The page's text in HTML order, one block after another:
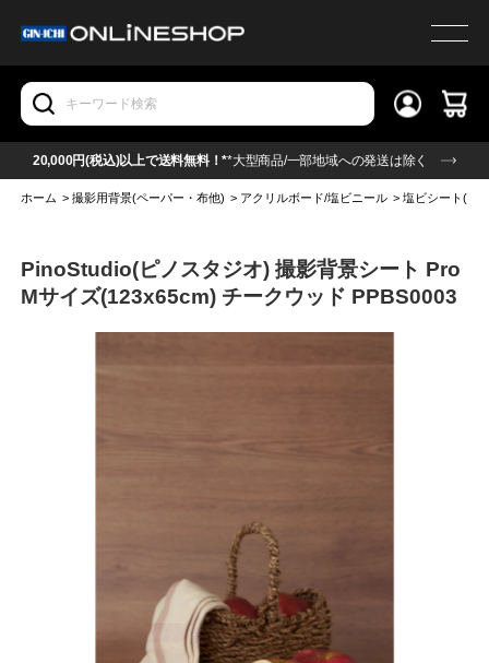
20,000円(税込)以上で送料無料！**大型商品/一部地域への発送は除く
ホーム >撮影用背景(ペーパー・布他) > アクリルボード/塩ビニール >塩ビシート(ビ
PinoStudio(ピノスタジオ) 撮影背景シート Pro
Mサイズ(123x65cm) チークウッド PPBS0003